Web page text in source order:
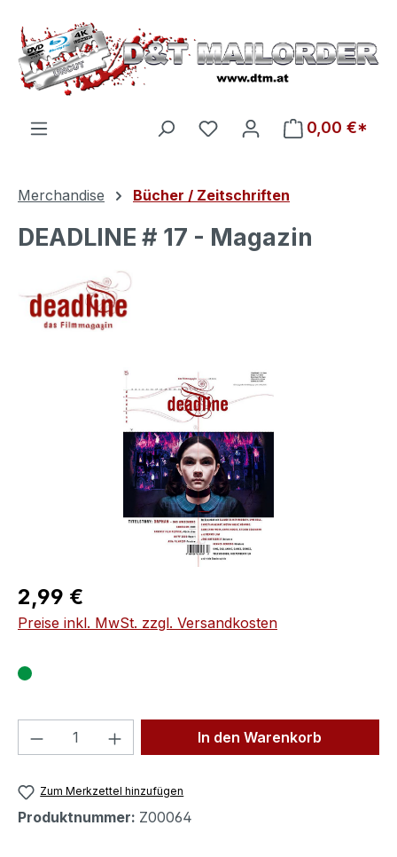
Zum Hauptinhalt springen
Du hast 0 Produkte auf
0,00 €*
Merchandise Bücher / Zeitschriften
DEADLINE # 17 - Magazin
Bildergalerie überspringen
Regulärer Preis:
2,99 €
Preise inkl. MwSt. zzgl. Versandkosten
Produkt Anzahl: Gib denIn den Warenkorb
Zum Merkzettel hinzufügen
Produktnummer: Z00064